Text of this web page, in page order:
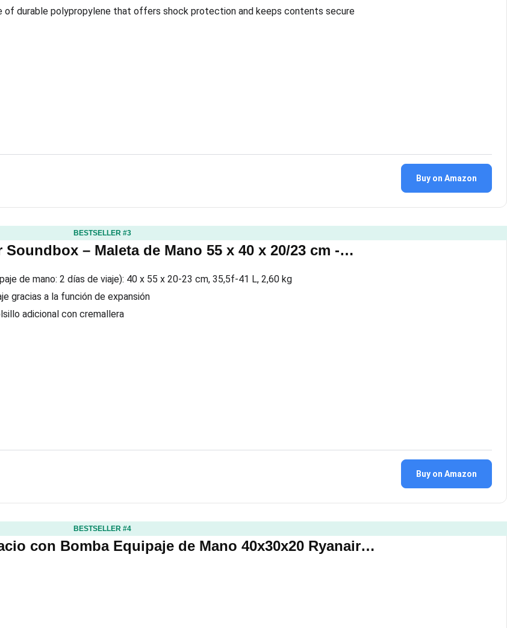
of durable polypropylene that offers shock protection and keeps contents secure
Buy on Amazon
BESTSELLER #3
– Maleta de Mano 55 x 40 x 20/23 cm -…
de mano: 2 días de viaje): 40 x 55 x 20-23 cm, 35,5f-41 L, 2,60 kg
gracias a la función de expansión
adicional con cremallera
Buy on Amazon
BESTSELLER #4
con Bomba Equipaje de Mano 40x30x20 Ryanair…